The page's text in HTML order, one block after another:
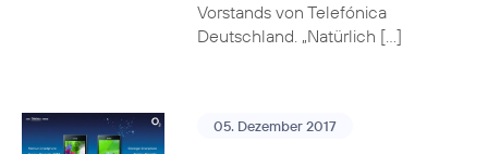
Vorstands von Telefónica
Deutschland. „Natürlich […]
05. Dezember 2017